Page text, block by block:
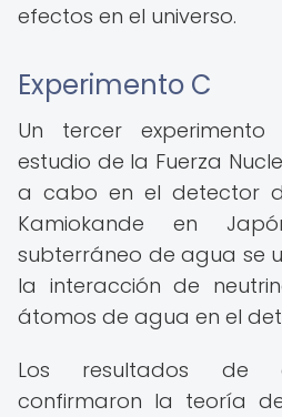
efectos en el universo.
Experimento C
Un tercer
estudio de la Fuerza
a cabo en el detector
Kamiokande en
subterráneo de agua se
la interacción de
átomos de agua en el
Los resultados de
confirmaron la teoría